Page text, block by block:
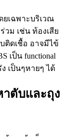
ยเฉพาะบริเวณ
ม เช่น ท้องเสีย
ติดเชื้อ อาจมีไข้
เป็น functional
เป็นๆหายๆ ได้
ตับและถุง